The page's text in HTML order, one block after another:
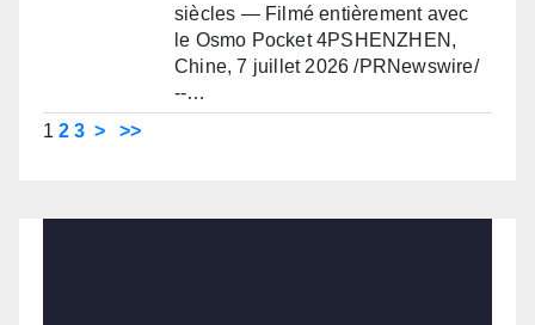
siècles — Filmé entièrement avec
le Osmo Pocket 4PSHENZHEN,
Chine, 7 juillet 2026 /PRNewswire/
--…
1 2 3 > >>